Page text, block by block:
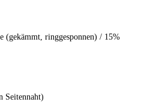
(gekämmt, ringgesponnen) / 15%
Seitennaht)